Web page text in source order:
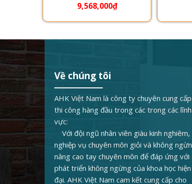
9,568,000₫
Về chúng tôi
AHK Việt Nam là công ty chuyên cung
thi công hàng đầu trong các trong các lĩnh
vực:
Với đội ngũ nhân viên giàu kinh nghiêm,
nghiệp vụ chuyên môn giỏi và không
nâng cao tay chuyên môn để đáp ứng
phát triển không ngừng của khoa học hiện
đại. AHK Việt Nam cam kết cung cấp cho